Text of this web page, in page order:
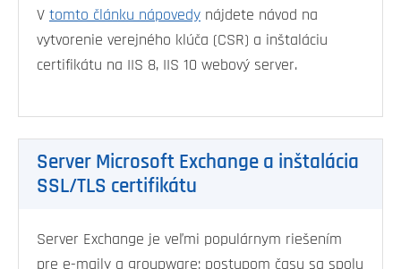
V tomto článku nápovedy nájdete návod na
vytvorenie verejného klúča (CSR) a inštaláciu
certifikátu na IIS 8, IIS 10 webový server.
Server Microsoft Exchange a inštalácia
SSL/TLS certifikátu
Server Exchange je veľmi populárnym riešením
pre e-maily a groupware; postupom času sa spolu